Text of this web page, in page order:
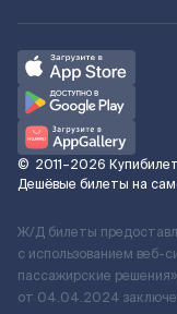
© 2011–2026 Купибилет
Дешёвые билеты на
Ж/Д билеты
с использованием
пассажирские
от 04.04.2024